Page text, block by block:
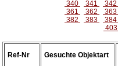
340
341 342
361
362 363
382
383 384
403
Ref-Nr Gesuchte Objektart